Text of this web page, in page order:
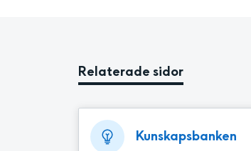
Relaterade sidor
Kunskapsbanken